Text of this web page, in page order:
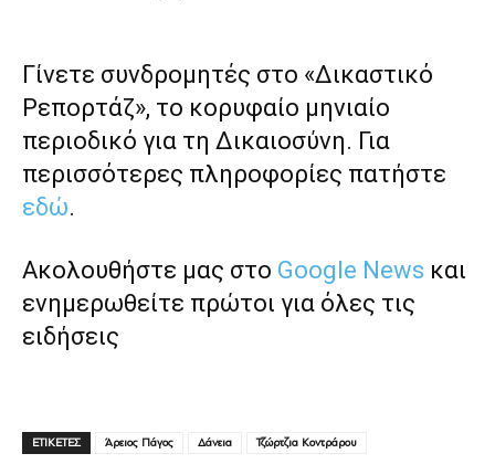
Γίνετε συνδρομητές στο «Δικαστικό
Ρεπορτάζ», το κορυφαίο μηνιαίο
περιοδικό για τη Δικαιοσύνη. Για
περισσότερες πληροφορίες πατήστε
εδώ.
Ακολουθήστε μας στο Google News και
ενημερωθείτε πρώτοι για όλες τις
ειδήσεις
ΕΤΙΚΕΤΕΣ Άρειος Πάγος Δάνεια Τζώρτζια Κοντράρου